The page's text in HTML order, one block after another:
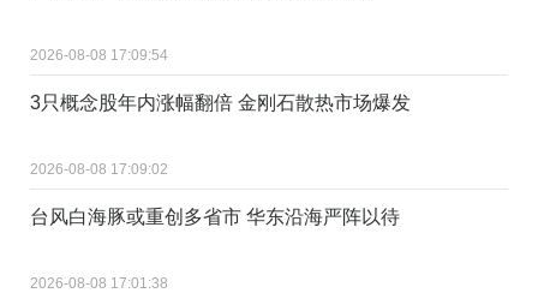
2026-08-08 17:09:54
3只概念股年内涨幅翻倍 金刚石散热市场爆发
2026-08-08 17:09:02
台风白海豚或重创多省市 华东沿海严阵以待
2026-08-08 17:01:38